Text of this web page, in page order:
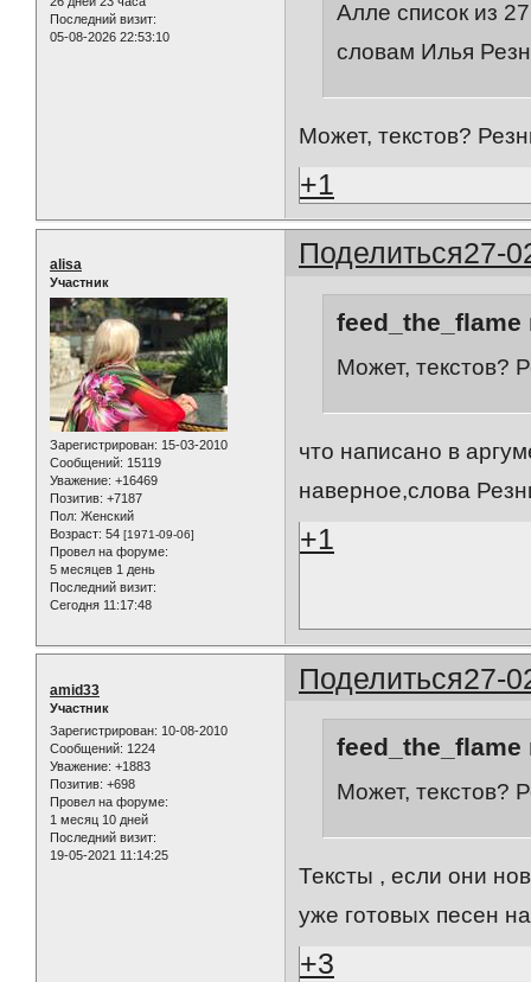
Последний визит:
05-08-2026 22:53:10
Алле список из
словам Илья
Может, текстов?
+1
Поделиться27-
alisa
Участник
Зарегистрирован: 15-03-2010
Сообщений: 15119
Уважение: +16469
Позитив: +7187
Пол: Женский
Возраст: 54 [1971-09-06]
Провел на форуме:
5 месяцев 1 день
Последний визит:
Сегодня 11:17:48
feed_the_flame
Может, текстов?
что написано в
наверное,слова
+1
Поделиться27-
amid33
Участник
Зарегистрирован: 10-08-2010
Сообщений: 1224
Уважение: +1883
Позитив: +698
Провел на форуме:
1 месяц 10 дней
Последний визит:
19-05-2021 11:14:25
feed_the_flame
Может, текстов?
Тексты , если они
уже готовых песен
+3